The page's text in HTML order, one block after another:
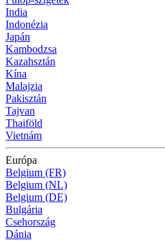
India
Indonézia
Japán
Kambodzsa
Kazahsztán
Kína
Malajzia
Pakisztán
Tajvan
Thaiföld
Vietnám
Európa
Belgium (FR)
Belgium (NL)
Belgium (DE)
Bulgária
Csehország
Dánia